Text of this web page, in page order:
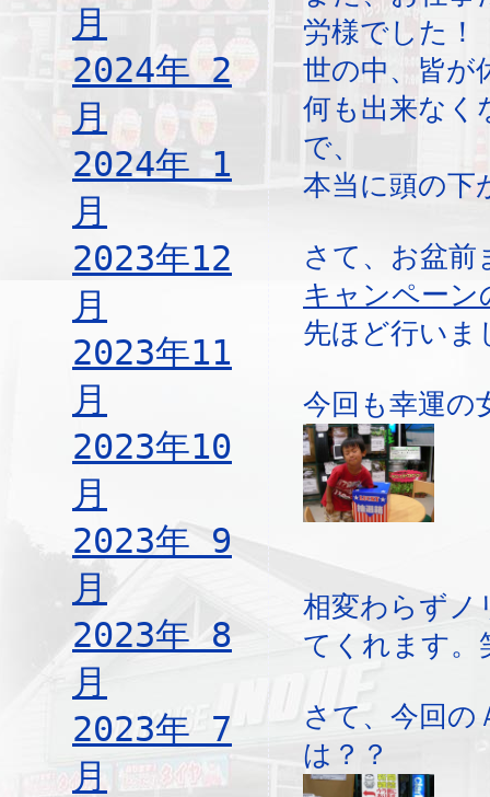
月
2024年 2
月
2024年 1
月
2023年12
月
2023年11
月
2023年10
月
2023年 9
月
2023年 8
月
2023年 7
月
労様でした！
世の中、皆が
何も出来なく
で、
本当に頭の下
さて、お盆前
キャンペーン
先ほど行いま
今回も幸運の
相変わらずノ
てくれます。
さて、今回の
は？？